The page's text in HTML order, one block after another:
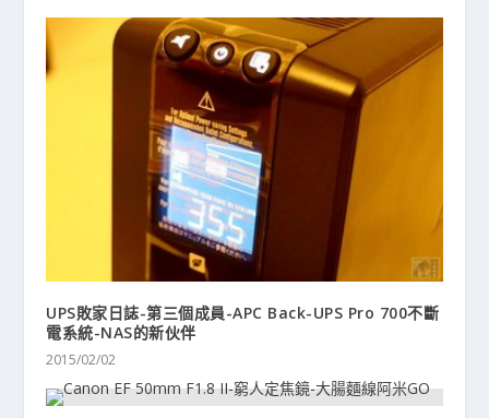
UPS敗家日誌-第三個成員-APC Back-UPS Pro 700不斷
電系統-NAS的新伙伴
2015/02/02